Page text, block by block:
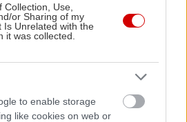
Use,
or Sharing of my
Is Unrelated with the
it was collected.
to enable storage
like cookies on web or